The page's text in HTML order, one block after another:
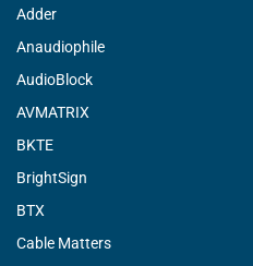
Adder
Anaudiophile
AudioBlock
AVMATRIX
BKTE
BrightSign
BTX
Cable Matters